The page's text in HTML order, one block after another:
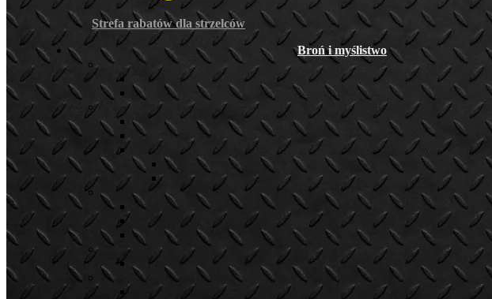
Strefa rabatów dla strzelców
Broń i myślistwo